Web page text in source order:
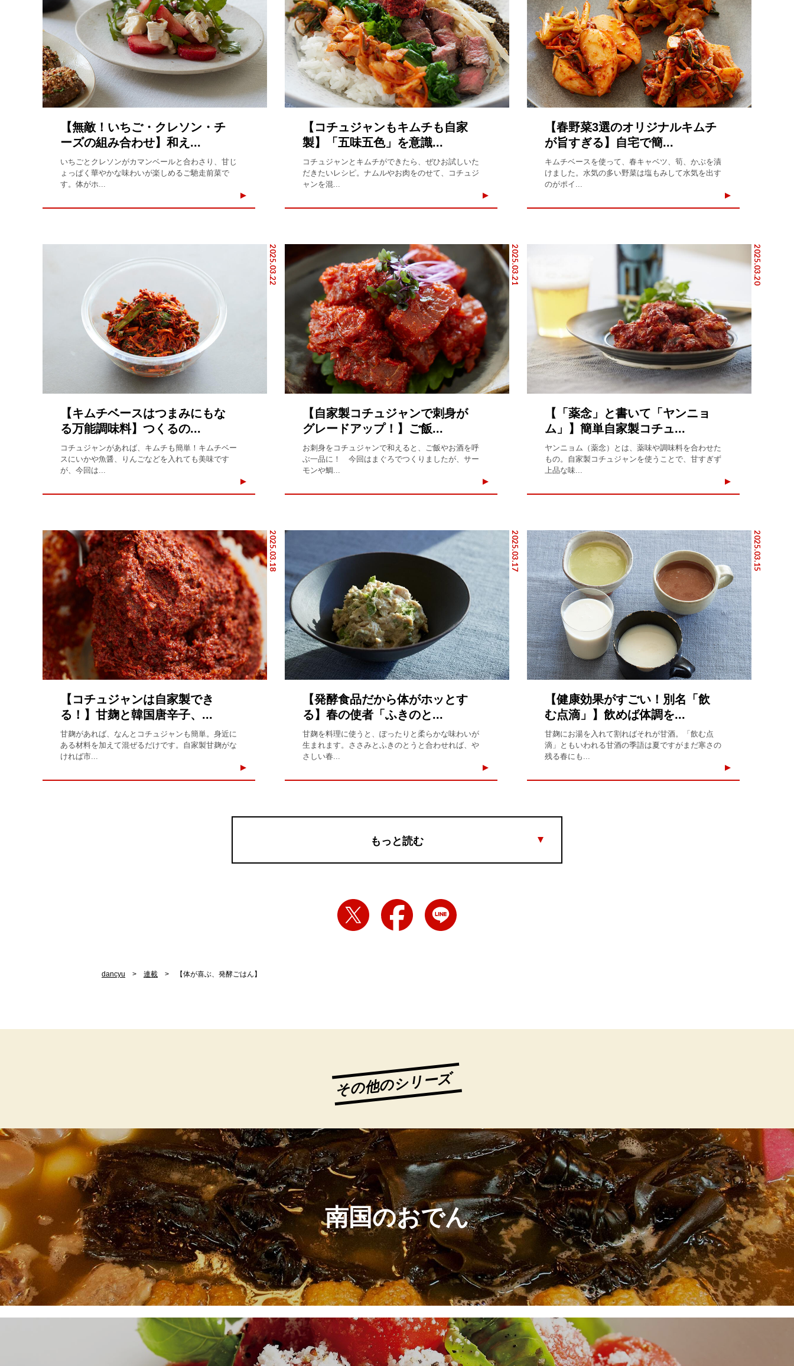
【無敵！いちご・クレソン・チ
ーズの組み合わせ】和え...
いちごとクレソンがカマンベールと合わさり、甘じ
ょっぱく華やかな味わいが楽しめるご馳走前菜で
す。体がホ...
【コチュジャンもキムチも自家
製】「五味五色」を意識...
コチュジャンとキムチができたら、ぜひお試しいた
だきたいレシピ。ナムルやお肉をのせて、コチュジ
ャンを混...
【春野菜3選のオリジナルキムチ
が旨すぎる】自宅で簡...
キムチベースを使って、春キャベツ、筍、かぶを漬
けました。水気の多い野菜は塩もみして水気を出す
のがポイ...
2025.03.22
【キムチベースはつまみにもな
る万能調味料】つくるの...
コチュジャンがあれば、キムチも簡単！キムチベー
スにいかや魚醤、りんごなどを入れても美味です
が、今回は...
2025.03.21
【自家製コチュジャンで刺身が
グレードアップ！】ご飯...
お刺身をコチュジャンで和えると、ご飯やお酒を呼
ぶ一品に！ 今回はまぐろでつくりましたが、サー
モンや鯛...
2025.03.20
【「薬念」と書いて「ヤンニョ
ム」】簡単自家製コチュ...
ヤンニョム（薬念）とは、薬味や調味料を合わせた
もの。自家製コチュジャンを使うことで、甘すぎず
上品な味...
2025.03.18
【コチュジャンは自家製でき
る！】甘麹と韓国唐辛子、...
甘麹があれば、なんとコチュジャンも簡単。身近に
ある材料を加えて混ぜるだけです。自家製甘麹がな
ければ市...
2025.03.17
【発酵食品だから体がホッとす
る】春の使者「ふきのと...
甘麹を料理に使うと、ぽったりと柔らかな味わいが
生まれます。ささみとふきのとうと合わせれば、や
さしい春...
2025.03.15
【健康効果がすごい！別名「飲
む点滴」】飲めば体調を...
甘麹にお湯を入れて割ればそれが甘酒。「飲む点
滴」ともいわれる甘酒の季語は夏ですがまだ寒さの
残る春にも...
もっと読む
dancyu 連載 【体が喜ぶ、発酵ごはん】
その他のシリーズ
南国のおでん